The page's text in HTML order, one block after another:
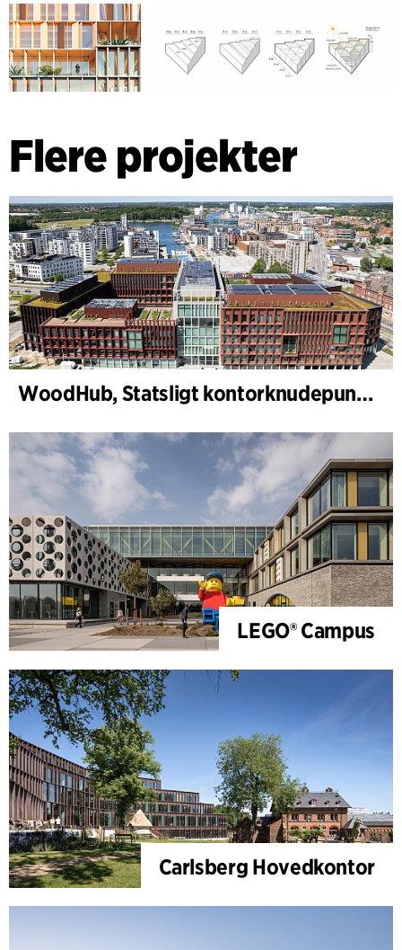
Flere projekter
WoodHub, Statsligt kontorknudepunkt i Odense
LEGO® Campus
Carlsberg Hovedkontor